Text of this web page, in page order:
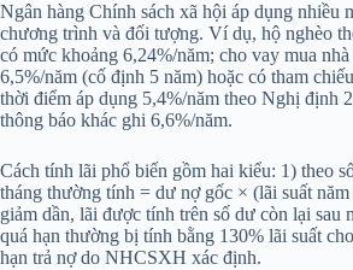
Ngân hàng Chính sách xã hội áp dụng nhiều
chương trình và đối tượng. Ví dụ, hộ nghèo
có mức khoảng 6,24%/năm; cho vay mua
6,5%/năm (cố định 5 năm) hoặc có tham
thời điểm áp dụng 5,4%/năm theo Nghị định
thông báo khác ghi 6,6%/năm.
Cách tính lãi phổ biến gồm hai kiểu: 1) theo
tháng thường tính = dư nợ gốc × (lãi suất
giảm dần, lãi được tính trên số dư còn lại sau
quá hạn thường bị tính bằng 130% lãi suất
hạn trả nợ do NHCSXH xác định.